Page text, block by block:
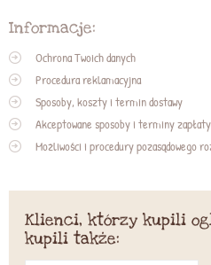
Informacje:
Ochrona Twoich danych
Procedura reklamacyjna
Sposoby, koszty i termin dostawy
Akceptowane sposoby i terminy zapłaty
Możliwości i procedury pozasądowego
Klienci, którzy kupili
kupili także: